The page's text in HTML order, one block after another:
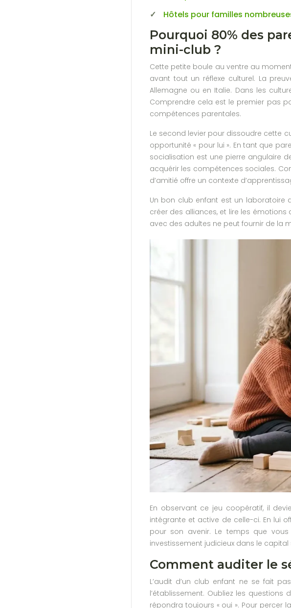
Hôtels pour familles
Pourquoi 80% des
mini-club ?
Cette petite boule au ventre au
avant tout un réflexe culturel. La
Allemagne ou en Italie. Dans les
Comprendre cela est le premier pas
compétences parentales.
Le second levier pour dissoudre cette
opportunité « pour lui ». En tant que
socialisation est une pierre angulaire
acquérir les compétences sociales.
d’amitié offre un contexte
Un bon club enfant est un laboratoire
créer des alliances, et lire les émotions
avec des adultes ne peut fournir de la
En observant ce jeu coopératif, il
intégrante et active de celle-ci. En lui
pour son avenir. Le temps que
investissement judicieux dans le
Comment auditer le
L’audit d’un club enfant ne se fait
l’établissement. Oubliez les
répondra toujours « oui ». Pour percer